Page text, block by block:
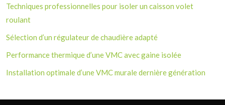
Techniques professionnelles pour isoler un caisson volet
roulant
Sélection d’un régulateur de chaudière adapté
Performance thermique d’une VMC avec gaine isolée
Installation optimale d’une VMC murale dernière génération